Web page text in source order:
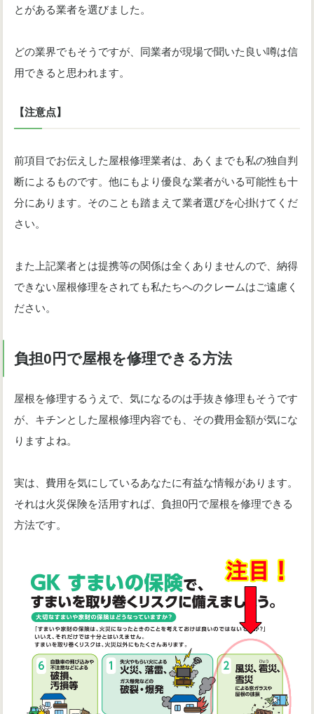
とがある業者を選びました。
どの業界でもそうですが、同業者が現場で聞いた良い噂は信
用できると思われます。
【注意点】
前項目でお伝えした屋根修理業者は、あくまでも私の独自判
断によるものです。他にもより優良な業者がいる可能性も十
分にあります。そのことも踏まえて業者選びを心掛けてくだ
さい。
また上記業者とは提携等の関係は全くありませんので、納得
できない屋根修理をされても私たちへのクレームはご遠慮く
ださい。
負担0円で屋根を修理できる方法
屋根を修理するうえで、気になるのは手抜き修理もそうです
が、キチンとした屋根修理内容でも、その費用金額が気にな
りますよね。
実は、費用を気にしているあなたに有益な情報があります。
それは火災保険を活用すれば、負担0円で屋根を修理できる
方法です。